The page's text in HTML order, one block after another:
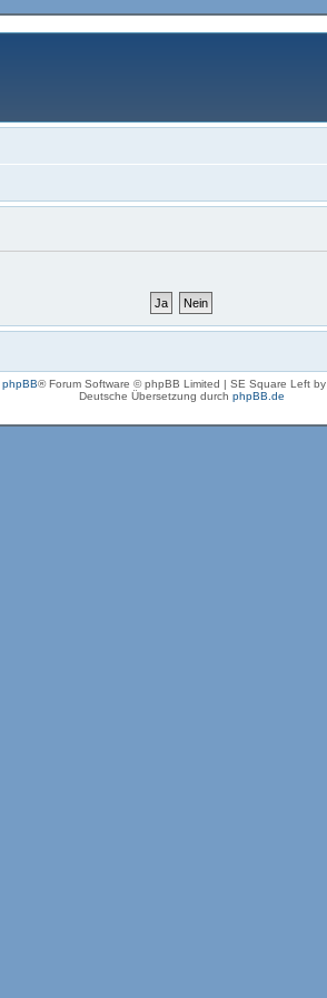
phpBB® Forum Software © phpBB Limited | SE Square Left by
Deutsche Übersetzung durch phpBB.de